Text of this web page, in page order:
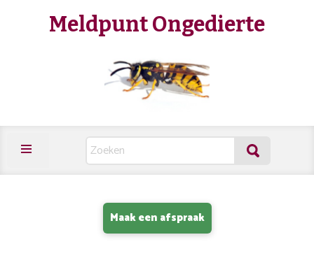
Meldpunt Ongedierte
Maak een afspraak